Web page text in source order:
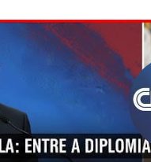
Pular
para
o